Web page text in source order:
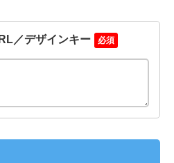
／デザインキー 必須